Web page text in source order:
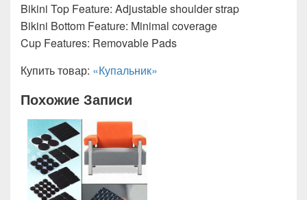
Bikini Top Feature: Adjustable shoulder strap
Bikini Bottom Feature: Minimal coverage
Cup Features: Removable Pads
Купить товар: «Купальник»
Похожие Записи